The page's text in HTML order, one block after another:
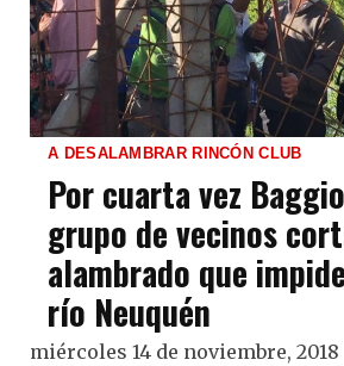
A DESALAMBRAR RINCÓN CLUB
Por cuarta vez
grupo de vecinos
alambrado que
río Neuquén
miércoles 14 de noviembre, 2018